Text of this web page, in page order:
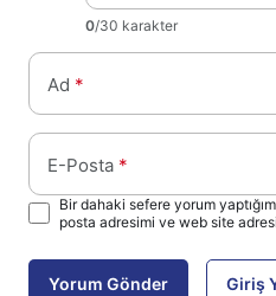
0/30 karakter
Ad *
E-Posta *
Bir dahaki sefere yorum
posta adresimi ve web site
Yorum Gönder Giriş